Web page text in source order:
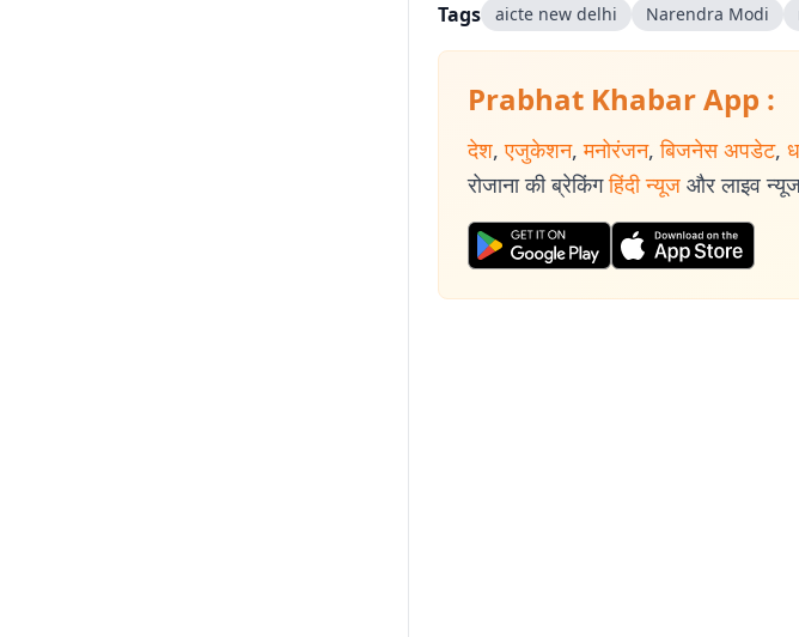
Tags aicte new delhi Narendra Modi
Prabhat Khabar App :
देश, एजुकेशन, मनोरंजन, बिजनेस अपडेट,
रोजाना की ब्रेकिंग हिंदी न्यूज और लाइव